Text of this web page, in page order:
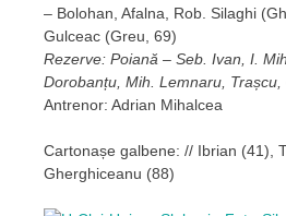
– Bolohan, Afalna, Rob. Silaghi
Gulceac (Greu, 69)
Rezerve: Poiană – Seb. Ivan, I.
Dorobanțu, Mih. Lemnaru,
Antrenor: Adrian Mihalcea
Cartonașe galbene: // Ibrian (41),
Gherghiceanu (88)